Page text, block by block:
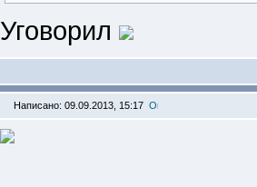
Уговорил
Написано: 09.09.2013, 15:17